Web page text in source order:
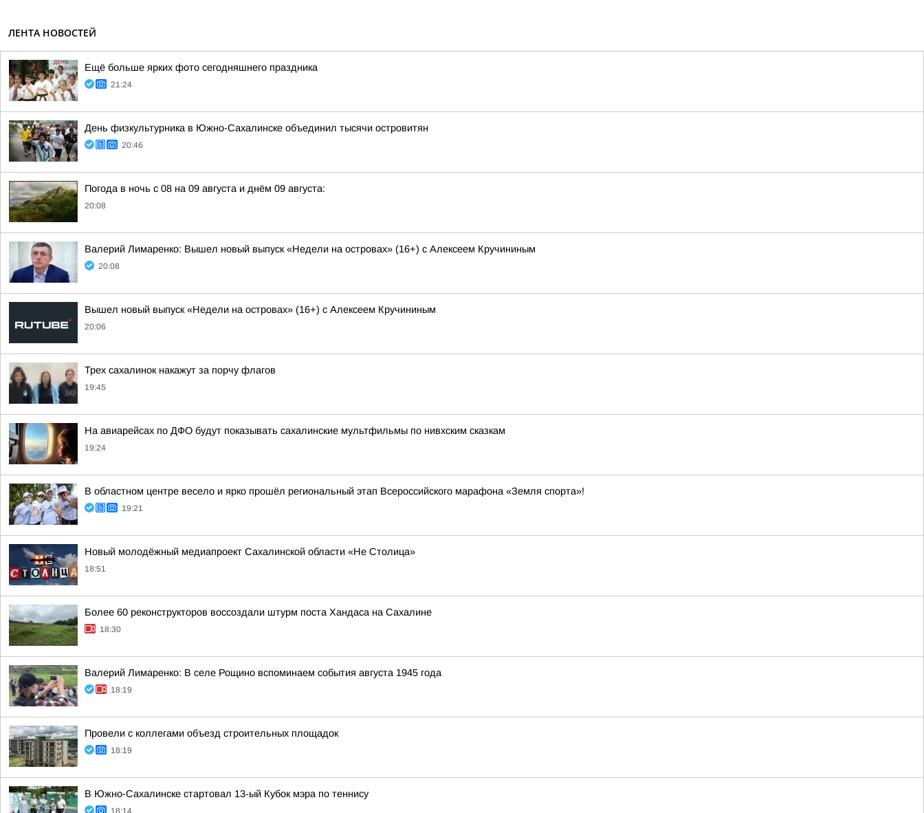
ЛЕНТА НОВОСТЕЙ
Ещё больше ярких фото сегодняшнего праздника
21:24
День физкультурника в Южно-Сахалинске объединил тысячи островитян
20:46
Погода в ночь с 08 на 09 августа и днём 09 августа:
20:08
Валерий Лимаренко: Вышел новый выпуск «Недели на островах» (16+) с Алексеем Кручининым
20:08
Вышел новый выпуск «Недели на островах» (16+) с Алексеем Кручининым
20:06
Трех сахалинок накажут за порчу флагов
19:45
На авиарейсах по ДФО будут показывать сахалинские мультфильмы по нивхским сказкам
19:24
В областном центре весело и ярко прошёл региональный этап Всероссийского марафона «Земля спорта»!
19:21
Новый молодёжный медиапроект Сахалинской области «Не Столица»
18:51
Более 60 реконструкторов воссоздали штурм поста Хандаса на Сахалине
18:30
Валерий Лимаренко: В селе Рощино вспоминаем события августа 1945 года
18:19
Провели с коллегами объезд строительных площадок
18:19
В Южно-Сахалинске стартовал 13-ый Кубок мэра по теннису
18:14